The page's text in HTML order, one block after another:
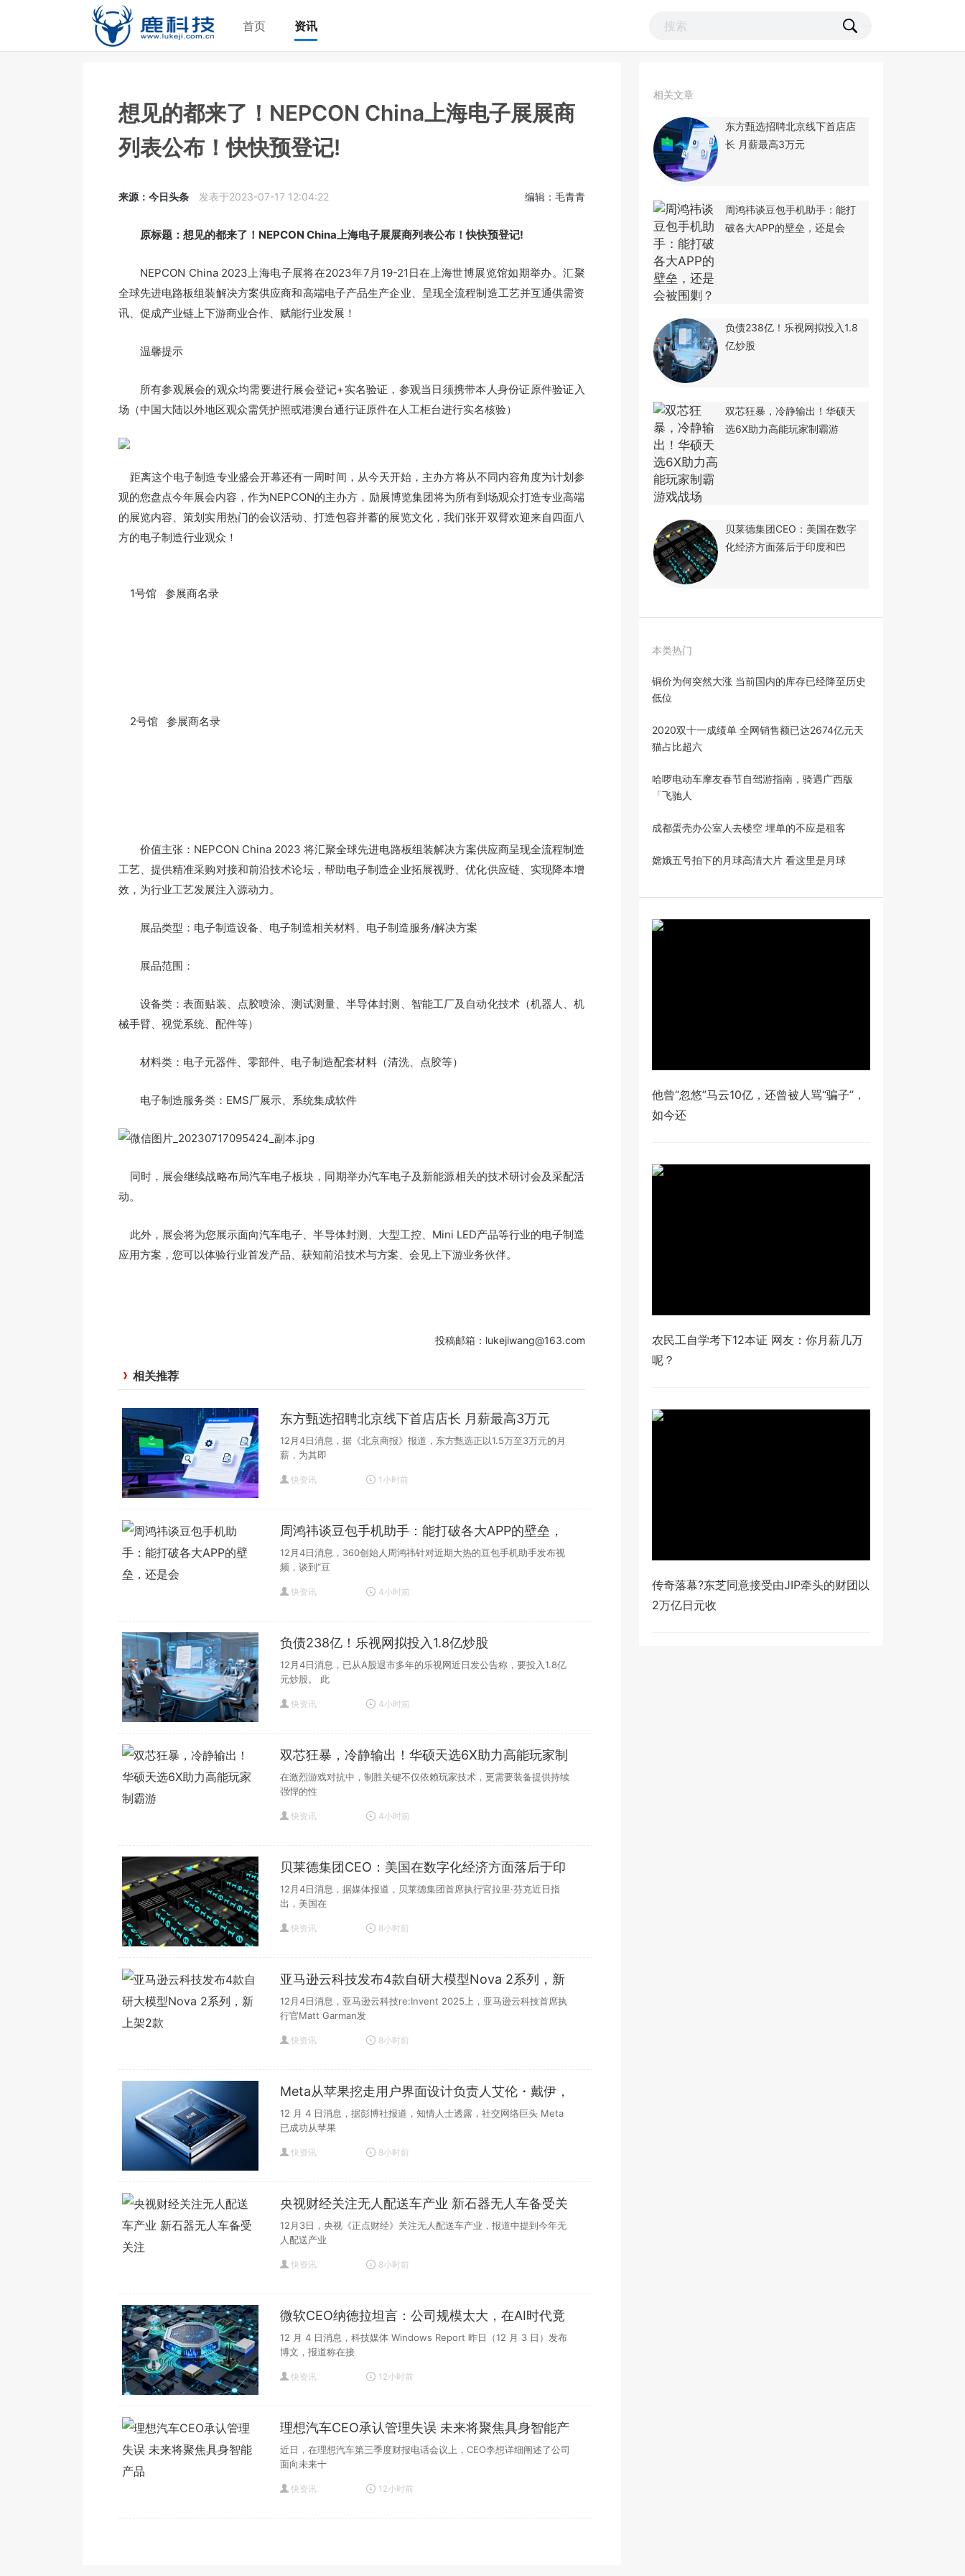
首页 资讯
想见的都来了！NEPCON China上海电子展展商
列表公布！快快预登记!
来源：今日头条 发表于2023-07-17 12:04:22 编辑：毛青青
原标题：想见的都来了！NEPCON China上海电子展展商列表公布！快快预登记!
NEPCON China 2023上海电子展将在2023年7月19-21日在上海世博展览馆如期举办。汇聚
全球先进电路板组装解决方案供应商和高端电子产品生产企业、呈现全流程制造工艺并互通供需资
讯、促成产业链上下游商业合作、赋能行业发展！
温馨提示
所有参观展会的观众均需要进行展会登记+实名验证，参观当日须携带本人身份证原件验证入
场（中国大陆以外地区观众需凭护照或港澳台通行证原件在人工柜台进行实名核验）
距离这个电子制造专业盛会开幕还有一周时间，从今天开始，主办方将从不同内容角度为计划参
观的您盘点今年展会内容，作为NEPCON的主办方，励展博览集团将为所有到场观众打造专业高端
的展览内容、策划实用热门的会议活动、打造包容并蓄的展览文化，我们张开双臂欢迎来自四面八
方的电子制造行业观众！
1号馆 参展商名录
2号馆 参展商名录
价值主张：NEPCON China 2023 将汇聚全球先进电路板组装解决方案供应商呈现全流程制造
工艺、提供精准采购对接和前沿技术论坛，帮助电子制造企业拓展视野、优化供应链、实现降本增
效，为行业工艺发展注入源动力。
展品类型：电子制造设备、电子制造相关材料、电子制造服务/解决方案
展品范围：
设备类：表面贴装、点胶喷涂、测试测量、半导体封测、智能工厂及自动化技术（机器人、机
械手臂、视觉系统、配件等）
材料类：电子元器件、零部件、电子制造配套材料（清洗、点胶等）
电子制造服务类：EMS厂展示、系统集成软件
同时，展会继续战略布局汽车电子板块，同期举办汽车电子及新能源相关的技术研讨会及采配活
动。
此外，展会将为您展示面向汽车电子、半导体封测、大型工控、Mini LED产品等行业的电子制造
应用方案，您可以体验行业首发产品、获知前沿技术与方案、会见上下游业务伙伴。
投稿邮箱：lukejiwang@163.com
相关推荐
东方甄选招聘北京线下首店店长 月薪最高3万元
12月4日消息，据《北京商报》报道，东方甄选正以1.5万至3万元的月
薪，为其即
快资讯 1小时前
周鸿祎谈豆包手机助手：能打破各大APP的壁垒，
还是会
12月4日消息，360创始人周鸿祎针对近期大热的豆包手机助手发布视
频，谈到“豆
快资讯 4小时前
负债238亿！乐视网拟投入1.8亿炒股
12月4日消息，已从A股退市多年的乐视网近日发公告称，要投入1.8亿
元炒股。 此
快资讯 4小时前
双芯狂暴，冷静输出！华硕天选6X助力高能玩家制
霸游
在激烈游戏对抗中，制胜关键不仅依赖玩家技术，更需要装备提供持续
强悍的性
快资讯 4小时前
贝莱德集团CEO：美国在数字化经济方面落后于印
度和巴
12月4日消息，据媒体报道，贝莱德集团首席执行官拉里·芬克近日指
出，美国在
快资讯 8小时前
亚马逊云科技发布4款自研大模型Nova 2系列，新
上架2款
12月4日消息，亚马逊云科技re:Invent 2025上，亚马逊云科技首席执
行官Matt Garman发
快资讯 8小时前
Meta从苹果挖走用户界面设计负责人艾伦・戴伊，
加速
12 月 4 日消息，据彭博社报道，知情人士透露，社交网络巨头 Meta
已成功从苹果
快资讯 8小时前
央视财经关注无人配送车产业 新石器无人车备受关
注
12月3日，央视《正点财经》关注无人配送车产业，报道中提到今年无
人配送产业
快资讯 8小时前
微软CEO纳德拉坦言：公司规模太大，在AI时代竟
成“巨
12 月 4 日消息，科技媒体 Windows Report 昨日（12 月 3 日）发布
博文，报道称在接
快资讯 12小时前
理想汽车CEO承认管理失误 未来将聚焦具身智能产
品
近日，在理想汽车第三季度财报电话会议上，CEO李想详细阐述了公司
面向未来十
快资讯 12小时前
相关文章
东方甄选招聘北京线下首店店
长 月薪最高3万元
周鸿祎谈豆包手机助手：能打
破各大APP的壁垒，还是会
负债238亿！乐视网拟投入1.8
亿炒股
双芯狂暴，冷静输出！华硕天
选6X助力高能玩家制霸游
贝莱德集团CEO：美国在数字
化经济方面落后于印度和巴
本类热门
铜价为何突然大涨 当前国内的库存已经降至历史
低位
2020双十一成绩单 全网销售额已达2674亿元天
猫占比超六
哈啰电动车摩友春节自驾游指南，骑遇广西版
「飞驰人
成都蛋壳办公室人去楼空 埋单的不应是租客
嫦娥五号拍下的月球高清大片 看这里是月球
他曾“忽悠”马云10亿，还曾被人骂“骗子”，
如今还
农民工自学考下12本证 网友：你月薪几万
呢？
传奇落幕?东芝同意接受由JIP牵头的财团以
2万亿日元收